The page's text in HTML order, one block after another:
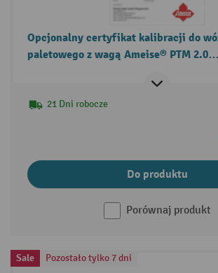
Opcjonalny certyfikat kalibracji do
paletowego z wagą Ameise® PTM 2.0
21 Dni robocze
Do produktu
Porównaj produkt
Sale Pozostało tylko 7 dni